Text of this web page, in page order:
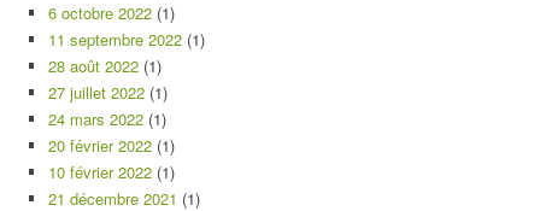
6 octobre 2022 (1)
11 septembre 2022 (1)
28 août 2022 (1)
27 juillet 2022 (1)
24 mars 2022 (1)
20 février 2022 (1)
10 février 2022 (1)
21 décembre 2021 (1)